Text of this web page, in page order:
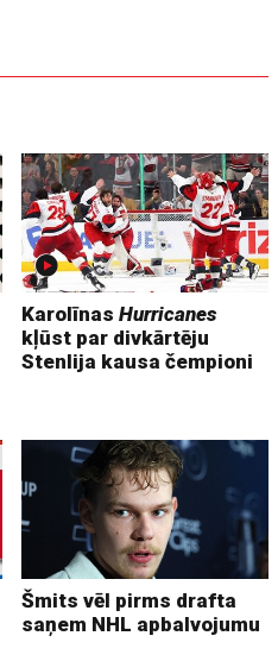
KarolīnasHurricanes
kļūst par divkārtēju
Stenlija kausa čempioni
Šmits vēl pirms drafta
saņem NHL apbalvojumu